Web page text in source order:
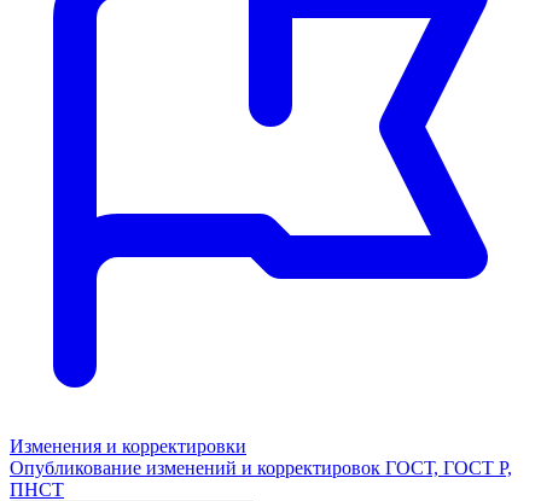
Изменения и корректировки
Опубликование изменений и корректировок ГОСТ, ГОСТ Р,
ПНСТ